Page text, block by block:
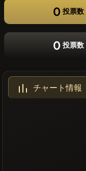
0 投票数
0 投票数
チャート情報